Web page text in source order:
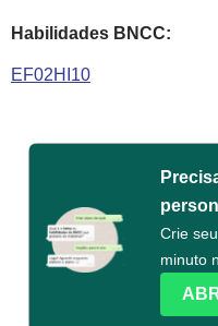
Habilidades BNCC:
EF02HI10
Crie
minuto